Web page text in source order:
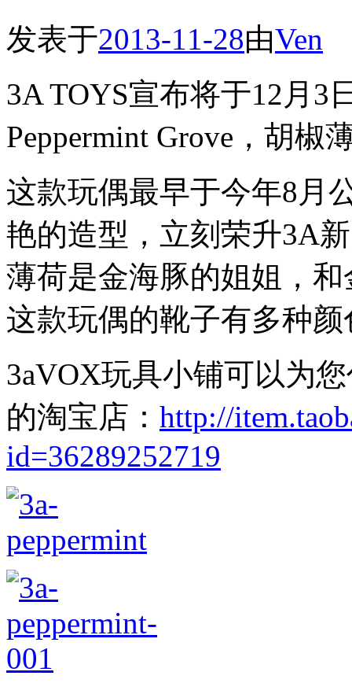
发表于2013-11-28由Ven
3A TOYS宣布将于12月3
Peppermint Grove，胡椒
这款玩偶最早于今年8月
艳的造型，立刻荣升3A
薄荷是金海豚的姐姐，
这款玩偶的靴子有多种
3aVOX玩具小铺可以为
的淘宝店： http://
id=36289252719